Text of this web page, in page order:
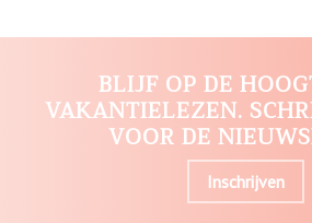
BLIJF OP DE
VAKANTIELEZEN.
VOOR DE
Inschrijven